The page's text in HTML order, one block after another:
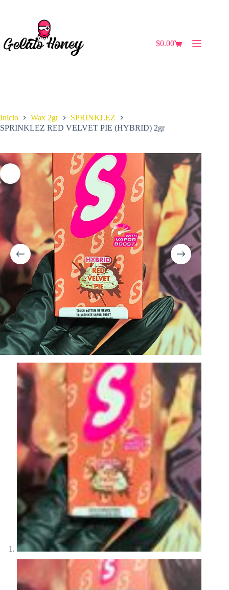
Carro
$0.00
Inicio Wax 2gr
SPRINKLEZ
SPRINKLEZ RED VELVET PIE (HYBRID) 2gr